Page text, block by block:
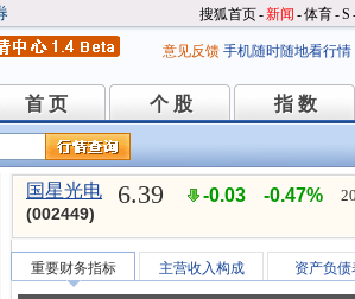
搜狐首页-新闻 -体育-S
意见反馈 手机随时随地看行情
首 页
首 页 个 股
个 股 指 数
指 数
国星光电
(002449)
6.39 -0.03 -0.47%
重要财务指标 主营收入构成 资产负债